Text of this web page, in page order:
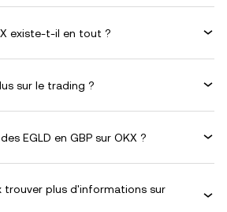
existe-t-il en tout ?
sur le trading ?
EGLD en GBP sur OKX ?
trouver plus d'informations sur